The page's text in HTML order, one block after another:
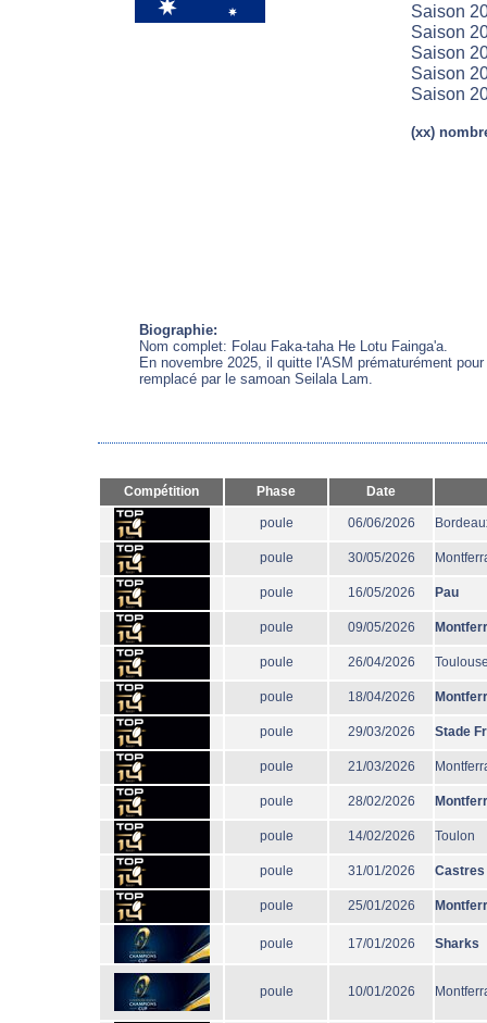
Saison
Saison
Saison
Saison
Saison
(xx)
Biographie:
Nom complet: Folau Faka-taha He Lotu Fainga'a.
En novembre 2025, il quitte l'ASM prématurément
remplacé par le samoan Seilala Lam.
Compétition Phase Date
poule 06/06/2026
poule 30/05/2026
poule 16/05/2026 Pau
poule 09/05/2026
poule 26/04/2026
poule 18/04/2026
poule 29/03/2026 Stade
poule 21/03/2026
poule 28/02/2026
poule 14/02/2026 Toulon
poule 31/01/2026 Castres
poule 25/01/2026
poule 17/01/2026 Sharks
poule 10/01/2026